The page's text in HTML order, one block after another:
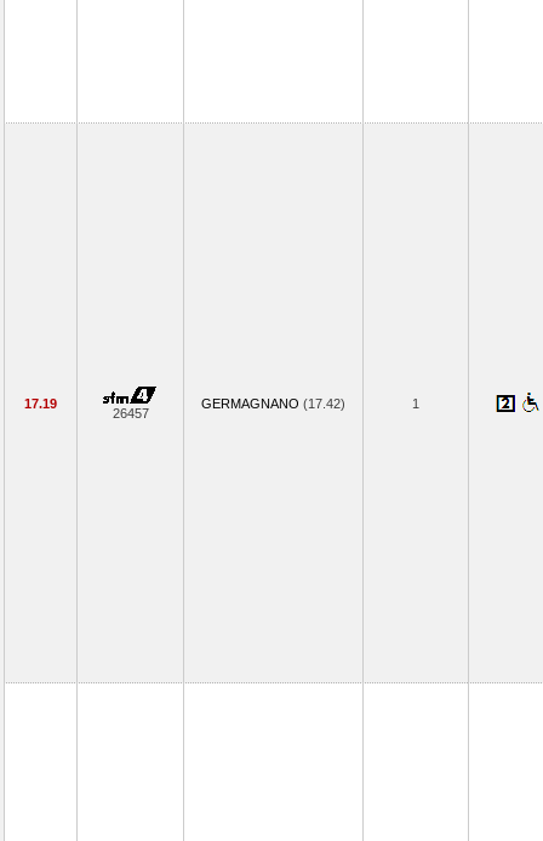
17.19
26457
GERMAGNANO (17.42) 1